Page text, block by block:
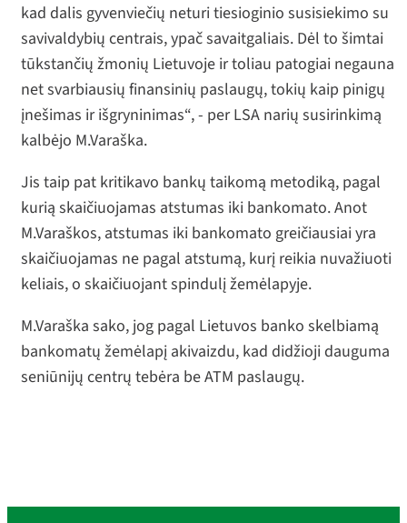
kad dalis gyvenviečių neturi tiesioginio susisiekimo su
savivaldybių centrais, ypač savaitgaliais. Dėl to šimtai
tūkstančių žmonių Lietuvoje ir toliau patogiai negauna
net svarbiausių finansinių paslaugų, tokių kaip pinigų
įnešimas ir išgryninimas“, - per LSA narių susirinkimą
kalbėjo M.Varaška.
Jis taip pat kritikavo bankų taikomą metodiką, pagal
kurią skaičiuojamas atstumas iki bankomato. Anot
M.Varaškos, atstumas iki bankomato greičiausiai yra
skaičiuojamas ne pagal atstumą, kurį reikia nuvažiuoti
keliais, o skaičiuojant spindulį žemėlapyje.
M.Varaška sako, jog pagal Lietuvos banko skelbiamą
bankomatų žemėlapį akivaizdu, kad didžioji dauguma
seniūnijų centrų tebėra be ATM paslaugų.